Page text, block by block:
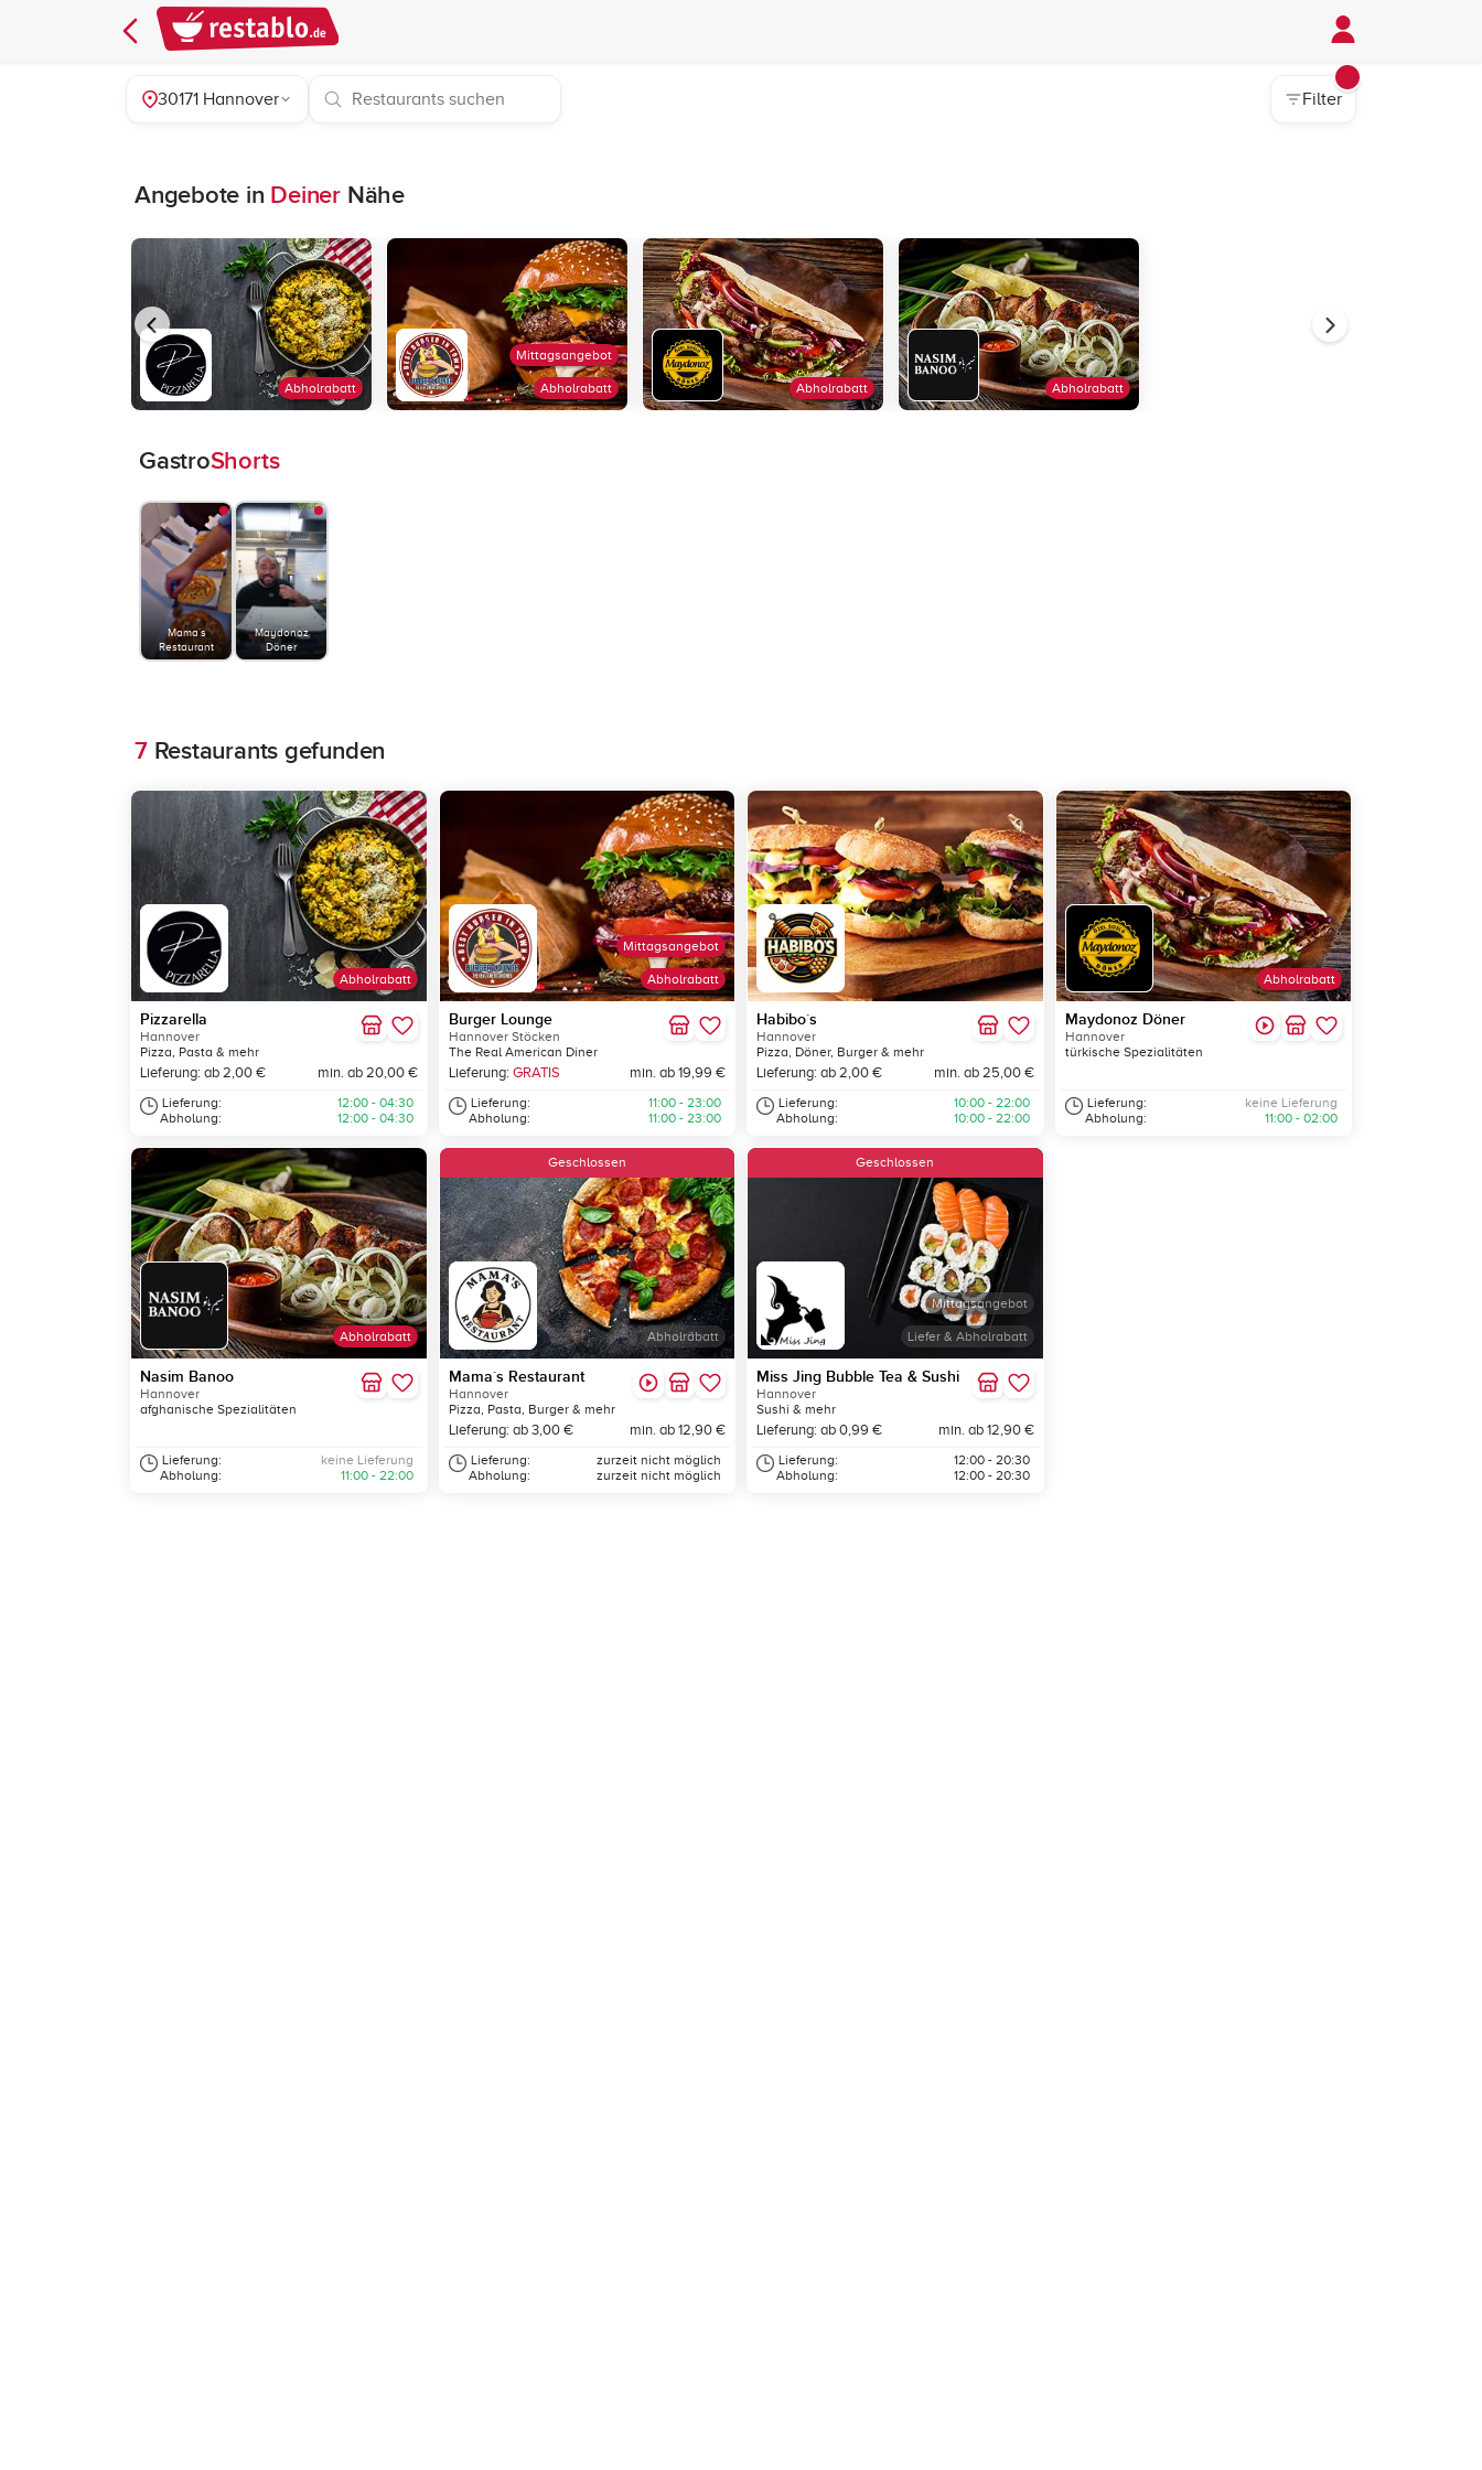
30171 Hannover Filter
Angebote in Deiner Nähe
Abholrabatt Abholrabatt
Mittagsangebot
Abholrabatt Abholrabatt
GastroShorts
Mama´s
Restaurant
Maydonoz
Döner
7Restaurants gefunden
Abholrabatt
Pizzarella
Hannover
Pizza, Pasta & mehr
Lieferung: ab 2,00 € min. ab 20,00 €
Lieferung:
Abholung:
12:00 - 04:30
12:00 - 04:30
Abholrabatt
Mittagsangebot
Burger Lounge
Hannover Stöcken
The Real American Diner
Lieferung: GRATIS min. ab 19,99 €
Lieferung:
Abholung:
11:00 - 23:00
11:00 - 23:00
Habibo´s
Hannover
Pizza, Döner, Burger & mehr
Lieferung: ab 2,00 € min. ab 25,00 €
Lieferung:
Abholung:
10:00 - 22:00
10:00 - 22:00
Abholrabatt
Maydonoz Döner
Hannover
türkische Spezialitäten
Lieferung:
Abholung:
keine Lieferung
11:00 - 02:00
Abholrabatt
Nasim Banoo
Hannover
afghanische Spezialitäten
Lieferung:
Abholung:
keine Lieferung
11:00 - 22:00
Abholrabatt
Geschlossen
Mama´s Restaurant
Hannover
Pizza, Pasta, Burger & mehr
Lieferung: ab 3,00 € min. ab 12,90 €
Lieferung:
Abholung:
zurzeit nicht möglich
zurzeit nicht möglich
Liefer & Abholrabatt
Mittagsangebot
Geschlossen
Miss Jing Bubble Tea & Sushi
Hannover
Sushi & mehr
Lieferung: ab 0,99 € min. ab 12,90 €
Lieferung:
Abholung:
12:00 - 20:30
12:00 - 20:30